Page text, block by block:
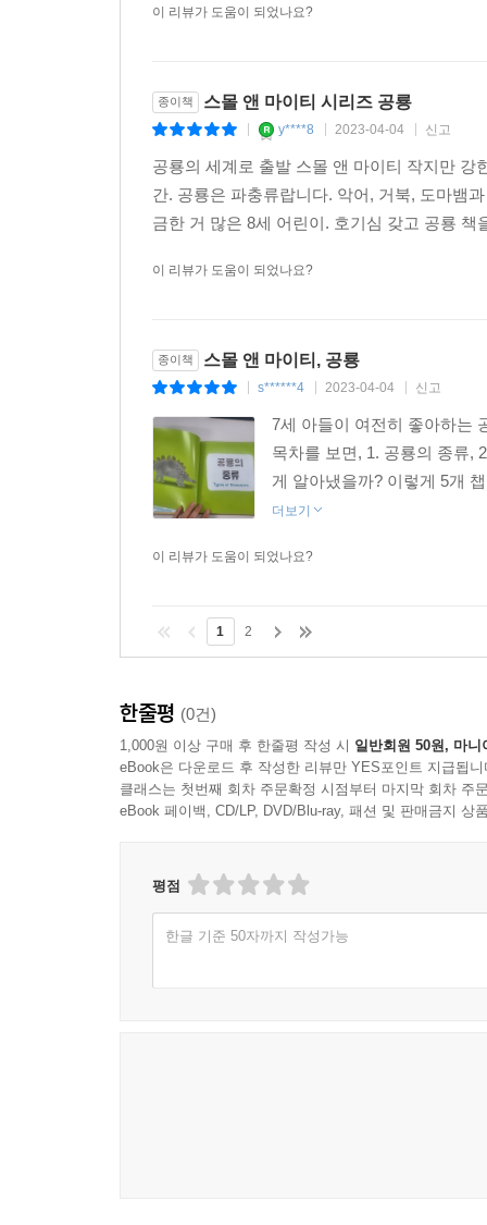
이 리뷰가 도움이 되었나요?
종이책 스몰 앤 마이티 시리즈 공룡
y****8 2023-04-04 신고
공룡의 세계로 출발 스몰 앤 마이티 작지만
간. 공룡은 파충류랍니다. 악어, 거북, 도마뱀
금한 거 많은 8세 어린이. 호기심 갖고 공룡
이 리뷰가 도움이 되었나요?
종이책 스몰 앤 마이티, 공룡
s******4 2023-04-04 신고
7세 아들이 여전히 좋아하는
목차를 보면, 1. 공룡의 종류,
게 알아냈을까? 이렇게 5개
더보기
이 리뷰가 도움이 되었나요?
1 2
한줄평 (0건)
1,000원 이상 구매 후 한줄평 작성 시 일반회원 50원, 마니
eBook은 다운로드 후 작성한 리뷰만 YES포인트 지급됩니
클래스는 첫번째 회차 주문확정 시점부터 마지막 회차 주
eBook 페이백, CD/LP, DVD/Blu-ray, 패션 및 판매금지 상
평점
한글 기준 50자까지 작성가능